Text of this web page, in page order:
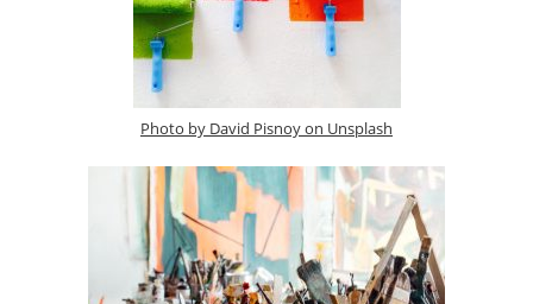
Photo by David Pisnoy on Unsplash